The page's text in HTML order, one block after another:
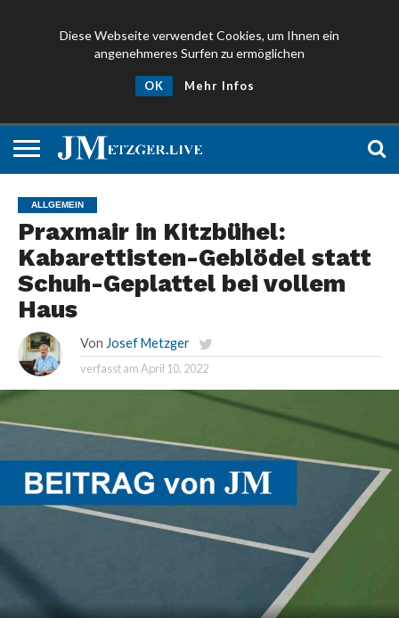
Diese Webseite verwendet Cookies, um Ihnen ein
angenehmeres Surfen zu ermöglichen
OK Mehr Infos
ALLGEMEIN
Praxmair in Kitzbühel:
Kabarettisten-Geblödel statt
Schuh-Geplattel bei vollem
Haus
Von Josef Metzger
verfasst amApril 10, 2022